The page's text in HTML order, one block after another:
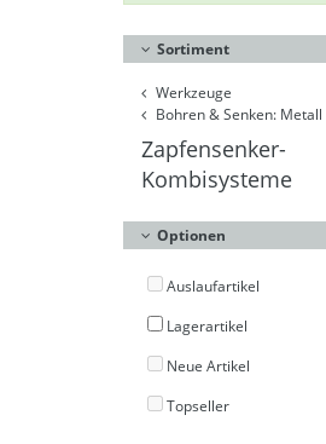
Sortiment
Werkzeuge
Bohren & Senken: Metall
Zapfensenker-
Kombisysteme
Optionen
Auslaufartikel
Lagerartikel
Neue Artikel
Topseller